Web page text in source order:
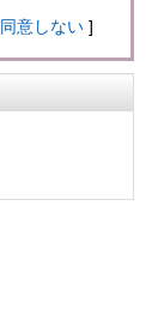
同意しない ]